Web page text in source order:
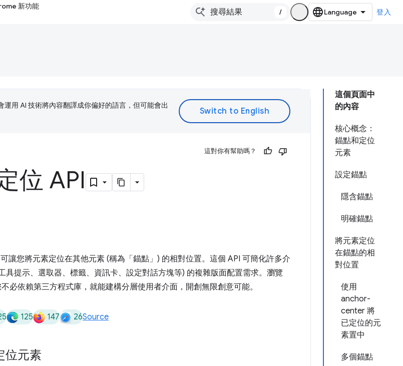
新功能
/ 登入
這個頁面中
的內容
核心概念：
錨點和定位
元素
設定錨點
隱含錨點
明確錨點
將元素定位
在錨點的相
對位置
使用
anchor-
center 將
已定位的元
素置中
多個錨點
運用 AI 技術將內容翻譯成你偏好的語言，但可能會出
這對你有幫助嗎？
位 API
讓您將元素定位在其他元素 (稱為「錨點」 ) 的相對位置。這個 API 可簡化許多介
具提示、選取器、標籤、資訊卡、設定對話方塊等) 的複雜版面配置需求。瀏覽
必依賴第三方程式庫，就能建構分層使用者介面，開創無限創意可能。
125 147 26Source
位元素